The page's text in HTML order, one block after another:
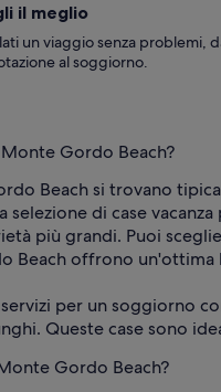
il meglio
un viaggio senza problemi,
al soggiorno.
Gordo Beach?
Beach si trovano
selezione di case
più grandi. Puoi
Beach offrono un'ottima
per un soggiorno
Queste case sono
Gordo Beach?